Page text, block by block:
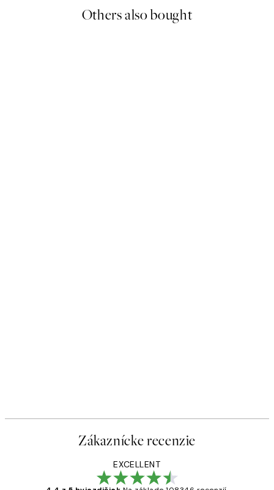
Others also bought
Zákaznícke recenzie
EXCELLENT